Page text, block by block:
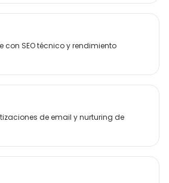
con SEO técnico y rendimiento
de email y nurturing de